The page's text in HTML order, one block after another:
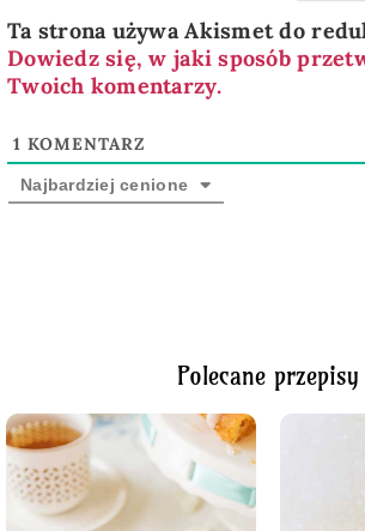
Ta strona używa Akismet do
Dowiedz się, w jaki sposób
Twoich komentarzy.
1 KOMENTARZ
Najbardziej cenione
Polecane przepisy